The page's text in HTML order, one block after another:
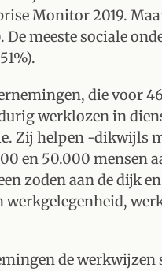
Monitor 2019.
meeste sociale
die voor
werklozen in
Zij helpen -dikwijls
en 50.000 mensen
zoden aan de dijk
de werkwijzen